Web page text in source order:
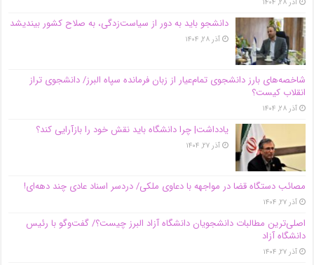
دانشجو باید به دور از سیاست‌زدگی، به صلاح کشور بیندیشد
آذر ۲۸, ۱۴۰۴
شاخصه‌های بارز دانشجوی تمام‌عیار از زبان فرمانده سپاه البرز/ دانشجوی تراز
انقلاب کیست؟
آذر ۲۸, ۱۴۰۴
یادداشت| چرا دانشگاه باید نقش خود را بازآرایی کند؟
آذر ۲۷, ۱۴۰۴
مصائب دستگاه قضا در مواجهه با دعاوی ملکی/ دردسر اسناد عادی چند‌ دهه‌ای!
آذر ۲۷, ۱۴۰۴
اصلی‌ترین مطالبات دانشجویان دانشگاه آزاد البرز چیست؟/ گفت‌وگو با رئیس
دانشگاه آز‌اد
آذر ۲۷, ۱۴۰۴